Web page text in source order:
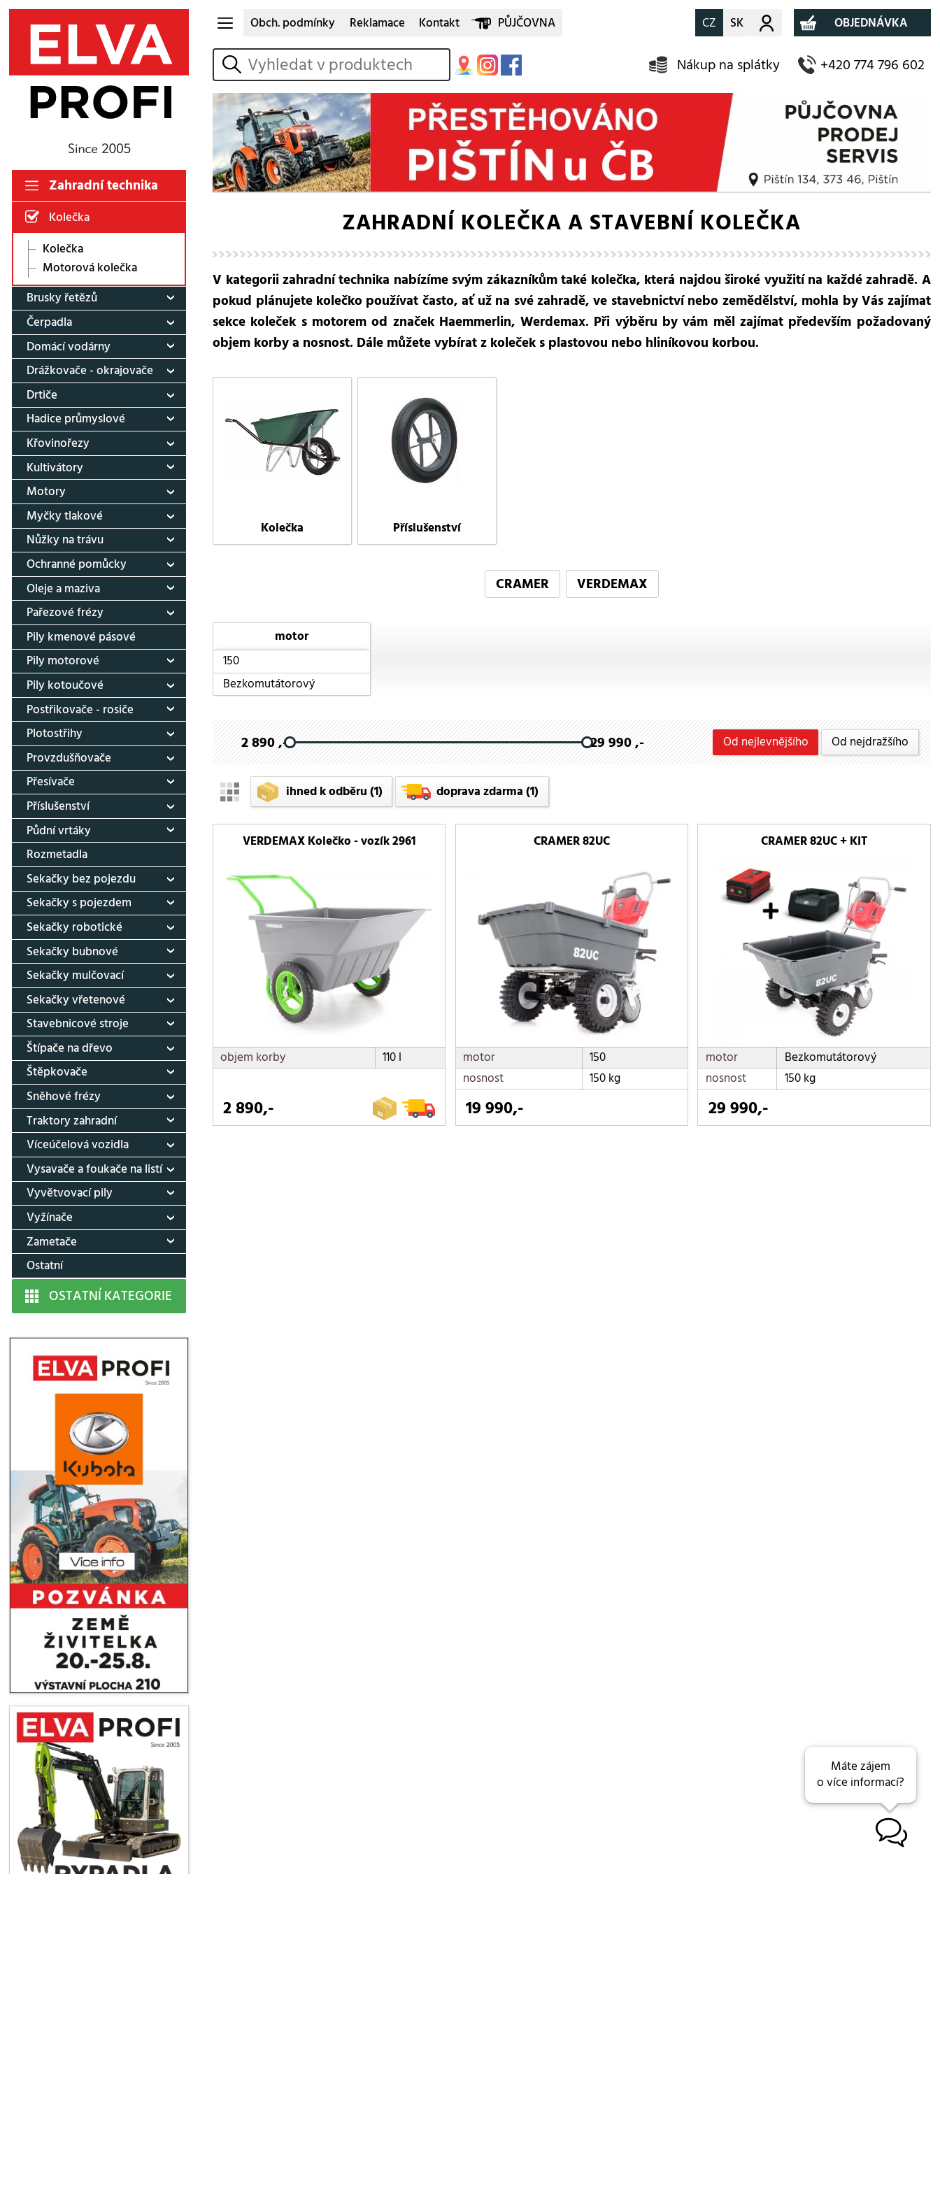
Zahradní technika
Kolečka
Kolečka
Motorová kolečka
Brusky řetězů
Čerpadla
Domácí vodárny
Drážkovače - okrajovače
Drtiče
Hadice průmyslové
Křovinořezy
Kultivátory
Motory
Myčky tlakové
Nůžky na trávu
Ochranné pomůcky
Oleje a maziva
Pařezové frézy
Pily kmenové pásové
Pily motorové
Pily kotoučové
Postřikovače - rosiče
Plotostřihy
Provzdušňovače
Přesívače
Příslušenství
Půdní vrtáky
Rozmetadla
Sekačky bez pojezdu
Sekačky s pojezdem
Sekačky robotické
Sekačky bubnové
Sekačky mulčovací
Sekačky vřetenové
Stavebnicové stroje
Štípače na dřevo
Štěpkovače
Sněhové frézy
Traktory zahradní
Víceúčelová vozidla
Vysavače a foukače na listí
Vyvětvovací pily
Vyžínače
Zametače
Ostatní
OSTATNÍ KATEGORIE
Obch. podmínky Reklamace Kontakt PŮJČOVNA CZ SK Můj účet OBJEDNÁVKA
vyhledat Nákup na splátky +420 774 796 602
ZAHRADNÍ KOLEČKA A STAVEBNÍ KOLEČKA
V kategorii zahradní technika nabízíme svým zákazníkům také kolečka, která najdou široké využití na každé zahradě. A
pokud plánujete kolečko používat často, ať už na své zahradě, ve stavebnictví nebo zemědělství, mohla by Vás zajímat
sekce koleček s motorem od značek Haemmerlin, Werdemax. Při výběru by vám měl zajímat především požadovaný
objem korby a nosnost. Dále můžete vybírat z koleček s plastovou nebo hliníkovou korbou.
Kolečka Příslušenství
CRAMER VERDEMAX
motor
150
Bezkomutátorový
2 890 ,- 29 990 ,- Od nejlevnějšího Od nejdražšího
ihned k odběru(1) doprava zdarma(1)
VERDEMAX Kolečko - vozík 2961
objem korby 110 l
2 890,-
CRAMER 82UC
motor
150
nosnost
150 kg
19 990,-
CRAMER 82UC + KIT
motor
Bezkomutátorový
nosnost
150 kg
29 990,-
Máte zájem
o více informací?
B